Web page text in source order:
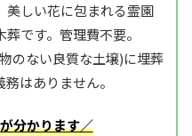
美しい花に包まれる霊園
です。管理費不要。
のない良質な土壌)に埋葬
はありません。
分かります／